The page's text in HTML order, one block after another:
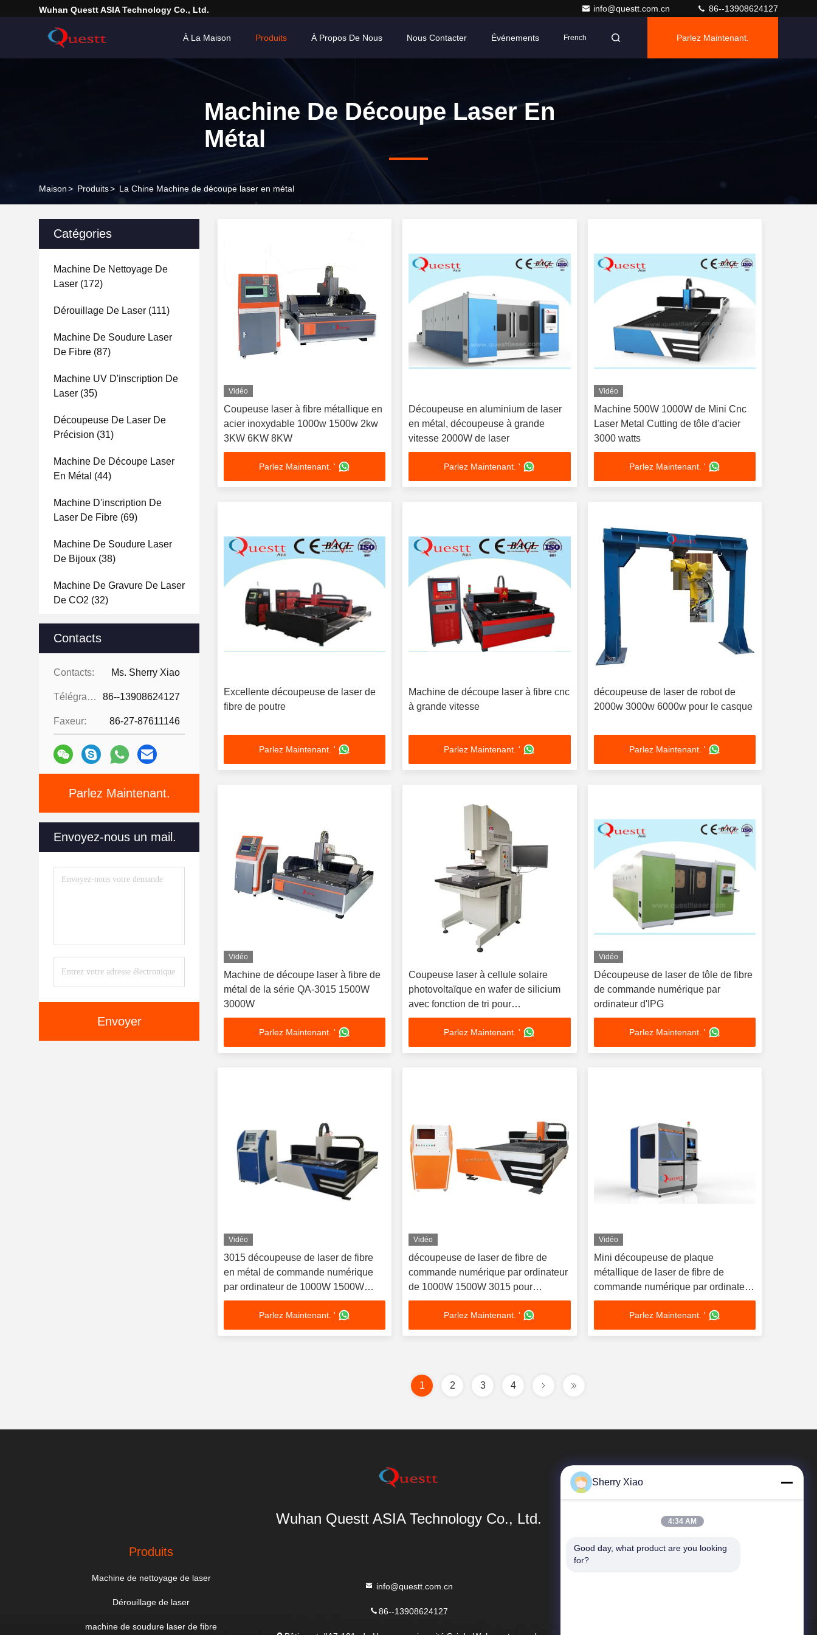
Wuhan Questt ASIA Technology Co., Ltd. info@questt.com.cn 86--13908624127
À La Maison Produits À Propos De Nous Nous Contacter Événements French Parlez Maintenant.
Machine De Découpe Laser En
Métal
Maison> Produits> La Chine Machine de découpe laser en métal
Catégories
Machine De Nettoyage De
Laser (172)
Dérouillage De Laser (111)
Machine De Soudure Laser
De Fibre (87)
Machine UV D'inscription De
Laser (35)
Découpeuse De Laser De
Précision (31)
Machine De Découpe Laser
En Métal (44)
Machine D'inscription De
Laser De Fibre (69)
Machine De Soudure Laser
De Bijoux (38)
Machine De Gravure De Laser
De CO2 (32)
Machine De Gravure Du Laser
3d En Cristal
Laser Donnant À La Machine
(8)
Machine De Revêtement De
Machine De Dépouillement
D'automation(19)
Contacts
Contacts: Ms. Sherry Xiao
Télégramme: 86--13908624127
Faxeur: 86-27-87611146
Parlez Maintenant.
Envoyez-nous un mail.
Envoyer
Vidéo
Coupeuse laser à fibre métallique en
acier inoxydable 1000w 1500w 2kw
3KW 6KW 8KW
Parlez Maintenant. '
Découpeuse en aluminium de laser
en métal, découpeuse à grande
vitesse 2000W de laser
Parlez Maintenant. '
Vidéo
Machine 500W 1000W de Mini Cnc
Laser Metal Cutting de tôle d'acier
3000 watts
Parlez Maintenant. '
Excellente découpeuse de laser de
fibre de poutre
Parlez Maintenant. '
Machine de découpe laser à fibre cnc
à grande vitesse
Parlez Maintenant. '
découpeuse de laser de robot de
2000w 3000w 6000w pour le casque
Parlez Maintenant. '
Vidéo
Machine de découpe laser à fibre de
métal de la série QA-3015 1500W
3000W
Parlez Maintenant. '
Coupeuse laser à cellule solaire
photovoltaïque en wafer de silicium
avec fonction de tri pour
personnalisation
Parlez Maintenant. '
Vidéo
Découpeuse de laser de tôle de fibre
de commande numérique par
ordinateur d'IPG
Parlez Maintenant. '
Vidéo
3015 découpeuse de laser de fibre
en métal de commande numérique
par ordinateur de 1000W 1500W
3000W pour l'acier inoxydable
Parlez Maintenant. '
Vidéo
découpeuse de laser de fibre de
commande numérique par ordinateur
de 1000W 1500W 3015 pour
l'aluminium d'en cuivre de fer d'acier
inoxydableParlez Maintenant. '
Vidéo
Mini découpeuse de plaque
métallique de laser de fibre de
commande numérique par ordinateur
de 6060 de haute précision
accessoires de bijoux
Parlez Maintenant. '
1 2 3 4
Wuhan Questt ASIA Technology Co., Ltd.
Produits
Machine de nettoyage de laser
Dérouillage de laser
machine de soudure laser de fibre
info@questt.com.cn
86--13908624127
Liens Rapides
Sherry Xiao
4:34 AM
Good day, what product are you looking
for?